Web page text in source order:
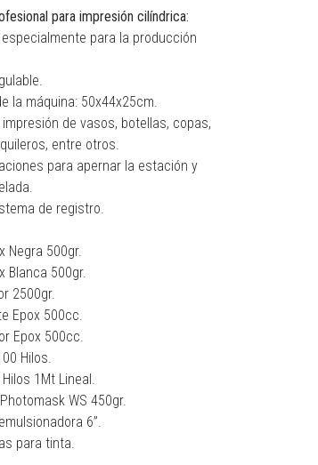
para impresión cilíndrica:
especialmente para la producción
la máquina: 50x44x25cm.
impresión de vasos, botellas, copas,
entre otros.
para apernar la estación y
de registro.
Negra 500gr.
Blanca 500gr.
2500gr.
Epox 500cc.
Epox 500cc.
Hilos.
Hilos 1Mt Lineal.
WS 450gr.
6”.
para tinta.